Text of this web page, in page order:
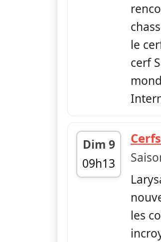
le
cerf
Dim 9
09h13
fin 09h31
les